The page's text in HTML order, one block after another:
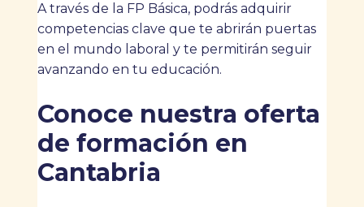
A través de la FP Básica, podrás adquirir
competencias clave que te abrirán puertas
en el mundo laboral y te permitirán seguir
avanzando en tu educación.
Conoce nuestra oferta
de formación en
Cantabria